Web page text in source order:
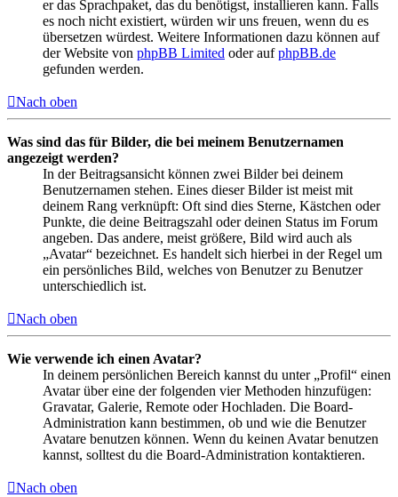
er das Sprachpaket, das du benötigst, installieren kann. Falls
es noch nicht existiert, würden wir uns freuen, wenn du es
übersetzen würdest. Weitere Informationen dazu können auf
der Website von phpBB Limited oder aufphpBB.de
gefunden werden.
Nach oben
Was sind das für Bilder, die bei meinem Benutzernamen
angezeigt werden?
In der Beitragsansicht können zwei Bilder bei deinem
Benutzernamen stehen. Eines dieser Bilder ist meist mit
deinem Rang verknüpft: Oft sind dies Sterne, Kästchen oder
Punkte, die deine Beitragszahl oder deinen Status im Forum
angeben. Das andere, meist größere, Bild wird auch als
„Avatar“ bezeichnet. Es handelt sich hierbei in der Regel um
ein persönliches Bild, welches von Benutzer zu Benutzer
unterschiedlich ist.
Nach oben
Wie verwende ich einen Avatar?
In deinem persönlichen Bereich kannst du unter „Profil“ einen
Avatar über eine der folgenden vier Methoden hinzufügen:
Gravatar, Galerie, Remote oder Hochladen. Die Board-
Administration kann bestimmen, ob und wie die Benutzer
Avatare benutzen können. Wenn du keinen Avatar benutzen
kannst, solltest du die Board-Administration kontaktieren.
Nach oben